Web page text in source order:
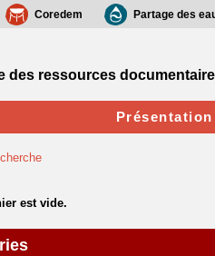
Coredem Partage des
des ressources